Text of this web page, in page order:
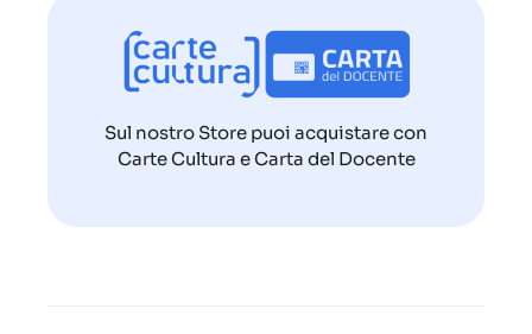
Sul nostro Store puoi acquistare con
Carte Cultura e Carta del Docente